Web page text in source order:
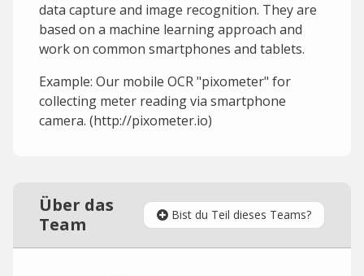
data capture and image recognition. They are
based on a machine learning approach and
work on common smartphones and tablets.
Example: Our mobile OCR "pixometer" for
collecting meter reading via smartphone
camera. (http://pixometer.io)
Über das
Team
Bist du Teil dieses Teams?